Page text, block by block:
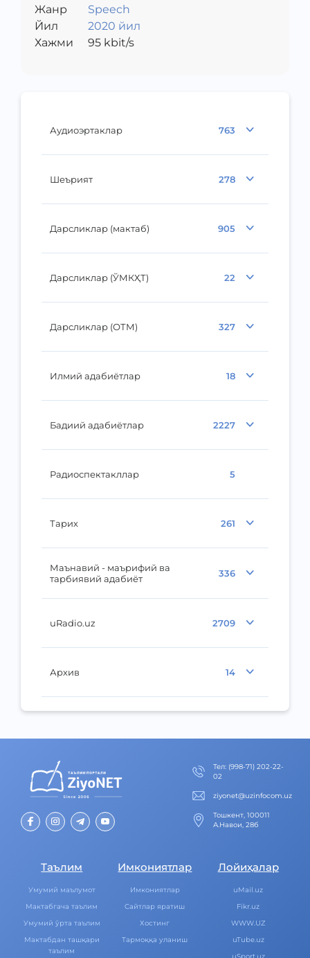
Аудиоэртаклар 763
Шеърият 278
Дарсликлар (мактаб) 905
Дарсликлар (ЎМКҲТ) 22
Дарсликлар (ОТМ) 327
Илмий адабиётлар 18
Бадиий адабиётлар 2227
Радиоспектакллар 5
Тарих 261
Маънавий - маърифий ва
тарбиявий адабиёт
336
uRadio.uz 2709
Архив 14
Жанр
Speech
Йил
2020 йил
Хажми
95kbit/s
Тел: (998-71) 202-22-
02
ziyonet@uzinfocom.uz
Тошкент, 100011
А.Навои, 28б
Таълим
Умумий маълумот
Мактабгача таълим
Умумий ўрта таълим
Мактабдан ташқари
таълим
Имкониятлар
Имкониятлар
Cайтлар яратиш
Хостинг
Тармоққа уланиш
Лойиҳалар
uMail.uz
Fikr.uz
WWW.UZ
uTube.uz
uSport.uz